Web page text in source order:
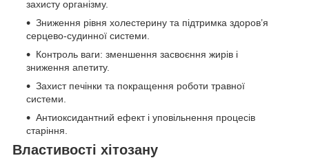
захисту організму.
Зниження рівня холестерину та підтримка здоров’я
серцево-судинної системи.
Контроль ваги: зменшення засвоєння жирів і
зниження апетиту.
Захист печінки та покращення роботи травної
системи.
Антиоксидантний ефект і уповільнення процесів
старіння.
Властивості хітозану